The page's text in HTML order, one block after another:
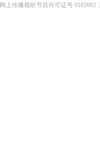
网上传播视听节目许可证号 0102002